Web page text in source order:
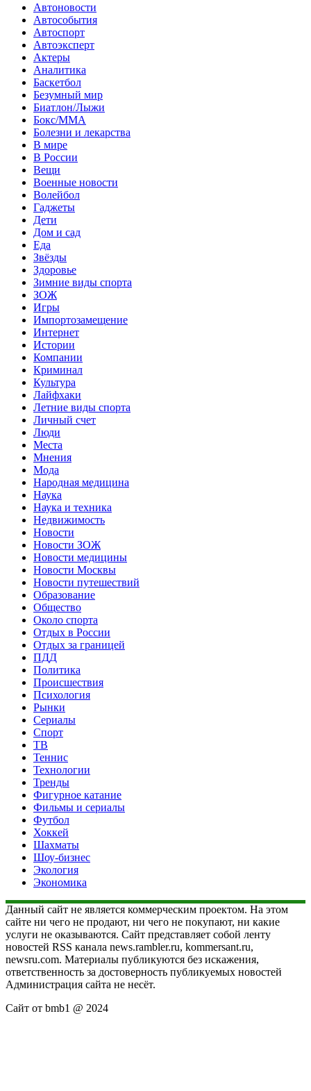
Автоновости
Автособытия
Автоспорт
Автоэксперт
Актеры
Аналитика
Баскетбол
Безумный мир
Биатлон/Лыжи
Бокс/MMA
Болезни и лекарства
В мире
В России
Вещи
Военные новости
Волейбол
Гаджеты
Дети
Дом и сад
Еда
Звёзды
Здоровье
Зимние виды спорта
ЗОЖ
Игры
Импортозамещение
Интернет
Истории
Компании
Криминал
Культура
Лайфхаки
Летние виды спорта
Личный счет
Люди
Места
Мнения
Мода
Народная медицина
Наука
Наука и техника
Недвижимость
Новости
Новости ЗОЖ
Новости медицины
Новости Москвы
Новости путешествий
Образование
Общество
Около спорта
Отдых в России
Отдых за границей
ПДД
Политика
Происшествия
Психология
Рынки
Сериалы
Спорт
ТВ
Теннис
Технологии
Тренды
Фигурное катание
Фильмы и сериалы
Футбол
Хоккей
Шахматы
Шоу-бизнес
Экология
Экономика
Данный сайт не является коммерческим проектом. На этом
сайте ни чего не продают, ни чего не покупают, ни какие
услуги не оказываются. Сайт представляет собой ленту
новостей RSS канала news.rambler.ru, kommersant.ru,
newsru.com. Материалы публикуются без искажения,
ответственность за достоверность публикуемых новостей
Администрация сайта не несёт.
Сайт от bmb1 @ 2024